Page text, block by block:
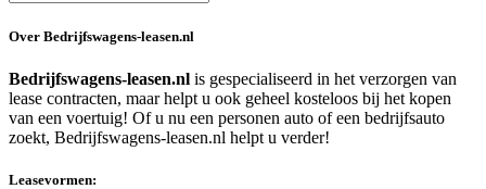
Over Bedrijfswagens-leasen.nl
Bedrijfswagens-leasen.nl is gespecialiseerd in het verzorgen van
lease contracten, maar helpt u ook geheel kosteloos bij het kopen
van een voertuig! Of u nu een personen auto of een bedrijfsauto
zoekt, Bedrijfswagens-leasen.nl helpt u verder!
Leasevormen: